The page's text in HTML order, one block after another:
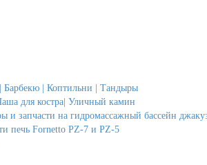
Барбекю | Коптильни | Тандыры
для костра| Уличный камин
и запчасти на гидромассажный бассейн
печь Fornetto PZ-7 и PZ-5